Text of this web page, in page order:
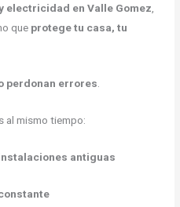
electricidad en Valle Gomez
que protege tu casa, tu
perdonan errores.
al mismo tiempo:
antiguas